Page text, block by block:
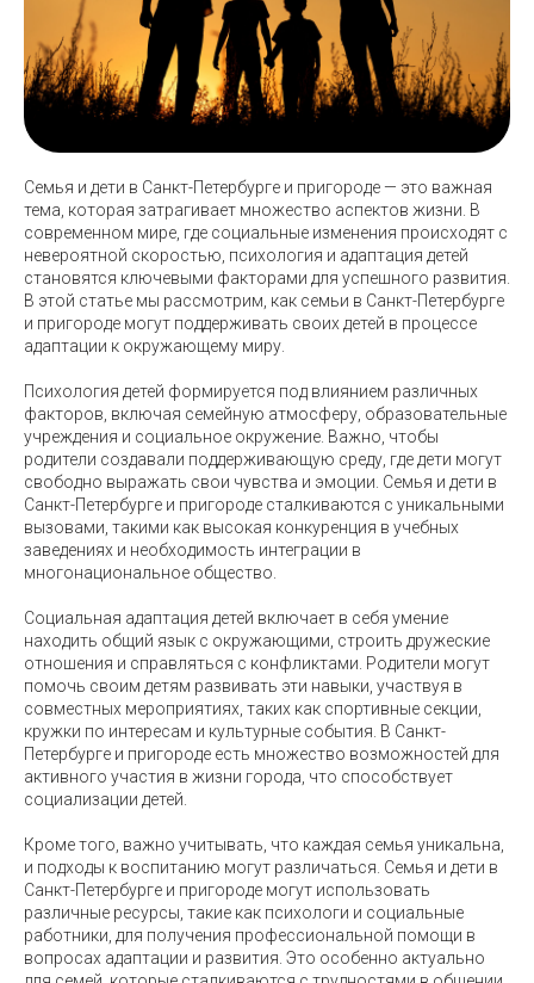
Семья и дети в Санкт-Петербурге и пригороде — это важная
тема, которая затрагивает множество аспектов жизни. В
современном мире, где социальные изменения происходят с
невероятной скоростью, психология и адаптация детей
становятся ключевыми факторами для успешного развития.
В этой статье мы рассмотрим, как семьи в Санкт-Петербурге
и пригороде могут поддерживать своих детей в процессе
адаптации к окружающему миру.
Психология детей формируется под влиянием различных
факторов, включая семейную атмосферу, образовательные
учреждения и социальное окружение. Важно, чтобы
родители создавали поддерживающую среду, где дети могут
свободно выражать свои чувства и эмоции. Семья и дети в
Санкт-Петербурге и пригороде сталкиваются с уникальными
вызовами, такими как высокая конкуренция в учебных
заведениях и необходимость интеграции в
многонациональное общество.
Социальная адаптация детей включает в себя умение
находить общий язык с окружающими, строить дружеские
отношения и справляться с конфликтами. Родители могут
помочь своим детям развивать эти навыки, участвуя в
совместных мероприятиях, таких как спортивные секции,
кружки по интересам и культурные события. В Санкт-
Петербурге и пригороде есть множество возможностей для
активного участия в жизни города, что способствует
социализации детей.
Кроме того, важно учитывать, что каждая семья уникальна,
и подходы к воспитанию могут различаться. Семья и дети в
Санкт-Петербурге и пригороде могут использовать
различные ресурсы, такие как психологи и социальные
работники, для получения профессиональной помощи в
вопросах адаптации и развития. Это особенно актуально